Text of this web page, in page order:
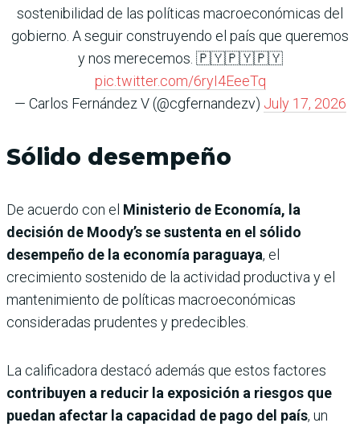
sostenibilidad de las políticas macroeconómicas del
gobierno. A seguir construyendo el país que queremos
y nos merecemos. 🇵🇾🇵🇾🇵🇾
pic.twitter.com/6ryI4EeeTq
— Carlos Fernández V (@cgfernandezv) July 17, 2026
Sólido desempeño
De acuerdo con el Ministerio de Economía, la
decisión de Moody’s se sustenta en el sólido
desempeño de la economía paraguaya, el
crecimiento sostenido de la actividad productiva y el
mantenimiento de políticas macroeconómicas
consideradas prudentes y predecibles.
La calificadora destacó además que estos factores
contribuyen a reducir la exposición a riesgos que
puedan afectar la capacidad de pago del país, un